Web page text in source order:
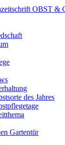
OBST &
des Jahres
Gartentür